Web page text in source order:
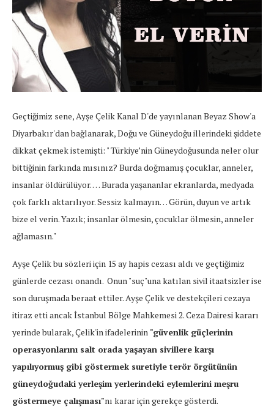
Geçtiğimiz sene, Ayşe Çelik Kanal D'de yayınlanan Beyaz Show'a
Diyarbakır'dan bağlanarak, Doğu ve Güneydoğu illerindeki şiddete
dikkat çekmek istemişti: "Türkiye’nin Güneydoğusunda neler olur
bittiğinin farkında mısınız? Burda doğmamış çocuklar, anneler,
insanlar öldürülüyor. … Burada yaşananlar ekranlarda, medyada
çok farklı aktarılıyor. Sessiz kalmayın… Görün, duyun ve artık
bize el verin. Yazık; insanlar ölmesin, çocuklar ölmesin, anneler
ağlamasın."
Ayşe Çelik bu sözleri için 15 ay hapis cezası aldı ve geçtiğimiz
günlerde cezası onandı. Onun "suç"una katılan sivil itaatsizler ise
son duruşmada beraat ettiler. Ayşe Çelik ve destekçileri cezaya
itiraz etti ancak İstanbul Bölge Mahkemesi 2. Ceza Dairesi kararı
yerinde bularak, Çelik'in ifadelerinin "güvenlik güçlerinin
operasyonlarını salt orada yaşayan sivillere karşı
yapılıyormuş gibi göstermek suretiyle terör örgütünün
güneydoğudaki yerleşim yerlerindeki eylemlerini meşru
göstermeye çalışması"nı karar için gerekçe gösterdi.